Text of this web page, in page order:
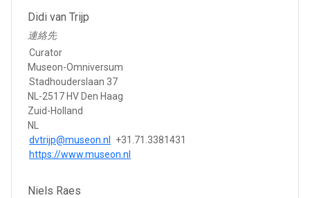
Didi van Trijp
連絡先
Curator
Museon-Omniversum
Stadhouderslaan 37
NL-2517 HV Den Haag
Zuid-Holland
NL
dvtrijp@museon.nl
+31.71.3381431
https://www.museon.nl
Niels Raes